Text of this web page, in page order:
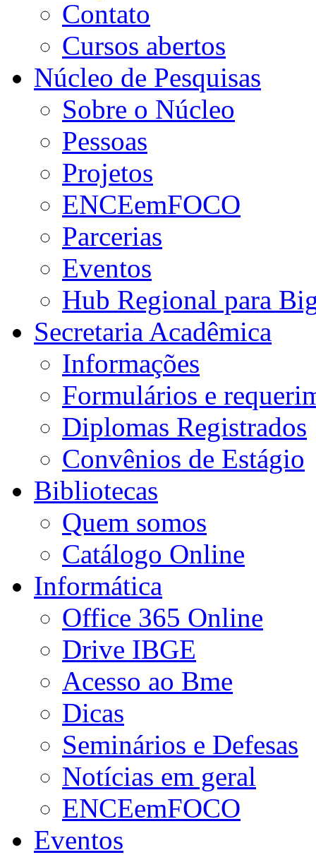
Contato
Cursos abertos
Núcleo de Pesquisas
Sobre o Núcleo
Pessoas
Projetos
ENCEemFOCO
Parcerias
Eventos
Hub Regional para
Secretaria Acadêmica
Informações
Formulários e
Diplomas Registrados
Convênios de Estágio
Bibliotecas
Quem somos
Catálogo Online
Informática
Office 365 Online
Drive IBGE
Acesso ao Bme
Dicas
Seminários e Defesas
Notícias em geral
ENCEemFOCO
Eventos